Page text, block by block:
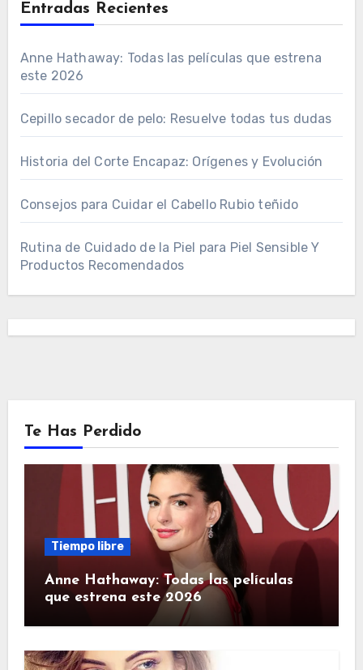
Entradas Recientes
Anne Hathaway: Todas las películas que estrena
este 2026
Cepillo secador de pelo: Resuelve todas tus dudas
Historia del Corte Encapaz: Orígenes y Evolución
Consejos para Cuidar el Cabello Rubio teñido
Rutina de Cuidado de la Piel para Piel Sensible Y
Productos Recomendados
Te Has Perdido
Tiempo libre
Anne Hathaway: Todas las películas
que estrena este 2026